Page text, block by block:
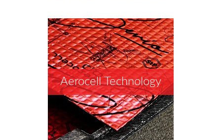
Aerocell Technology